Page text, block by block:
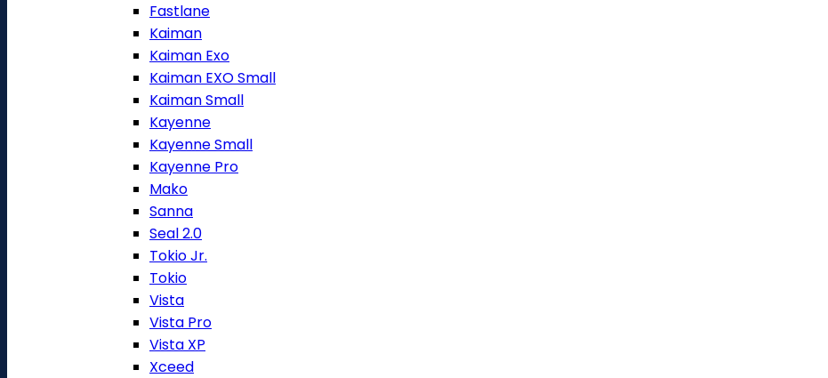
Fastlane
Kaiman
Kaiman Exo
Kaiman EXO Small
Kaiman Small
Kayenne
Kayenne Small
Kayenne Pro
Mako
Sanna
Seal 2.0
Tokio Jr.
Tokio
Vista
Vista Pro
Vista XP
Xceed